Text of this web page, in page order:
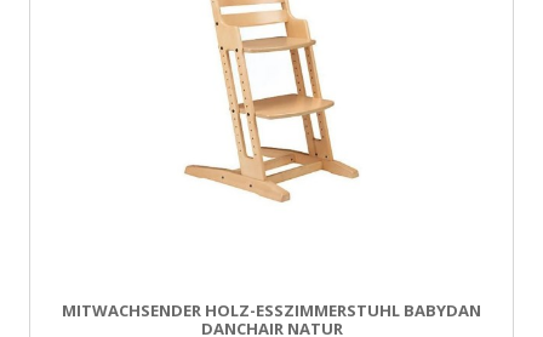
MITWACHSENDER HOLZ-ESSZIMMERSTUHL BABYDAN
DANCHAIR NATUR